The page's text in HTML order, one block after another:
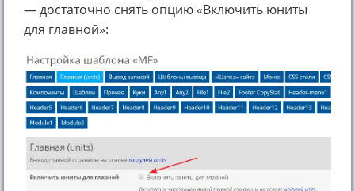
— достаточно снять опцию «Включить юниты
для главной»: